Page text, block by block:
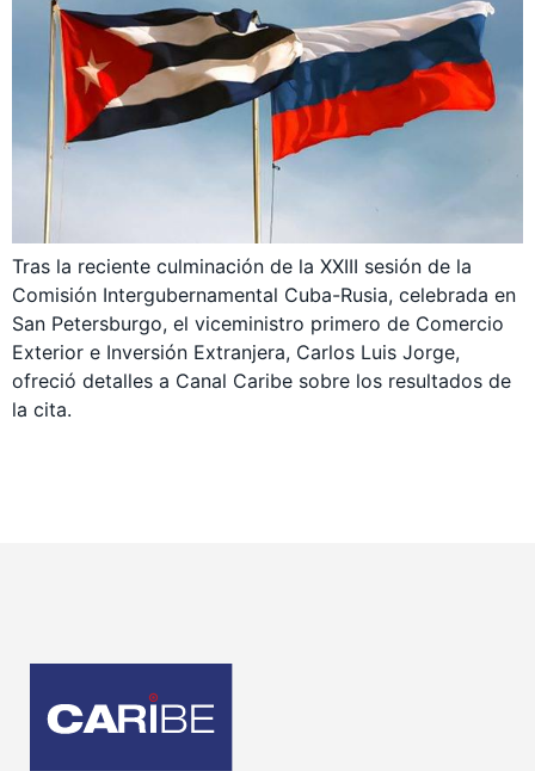
Tras la reciente culminación de la XXIII sesión de la
Comisión Intergubernamental Cuba-Rusia, celebrada en
San Petersburgo, el viceministro primero de Comercio
Exterior e Inversión Extranjera, Carlos Luis Jorge,
ofreció detalles a Canal Caribe sobre los resultados de
la cita.